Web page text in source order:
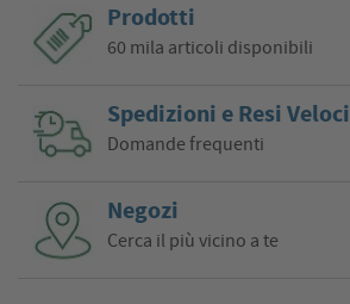
Prodotti
60 mila articoli disponibili
Spedizioni e Resi Veloci
Domande frequenti
Negozi
Cerca il più vicino a te